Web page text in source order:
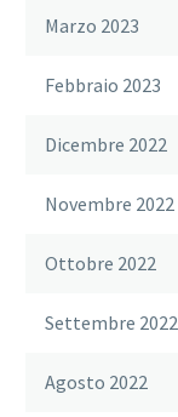
Marzo 2023
Febbraio 2023
Dicembre 2022
Novembre 2022
Ottobre 2022
Settembre 2022
Agosto 2022